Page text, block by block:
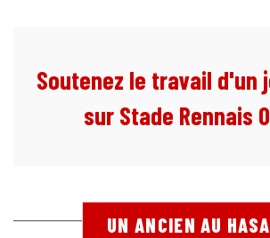
Soutenez le travail d'un
sur Stade Rennais
UN ANCIEN AU